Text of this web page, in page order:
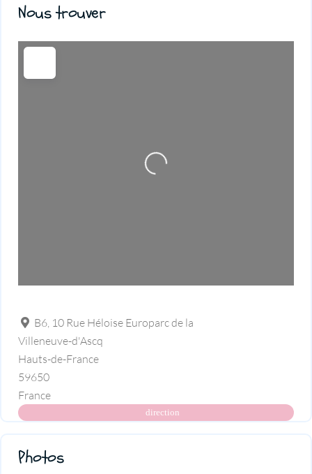
Nous trouver
Loading...
B6, 10 Rue Héloise Europarc de la
Villeneuve-d'Ascq
Hauts-de-France
59650
France
direction
Photos